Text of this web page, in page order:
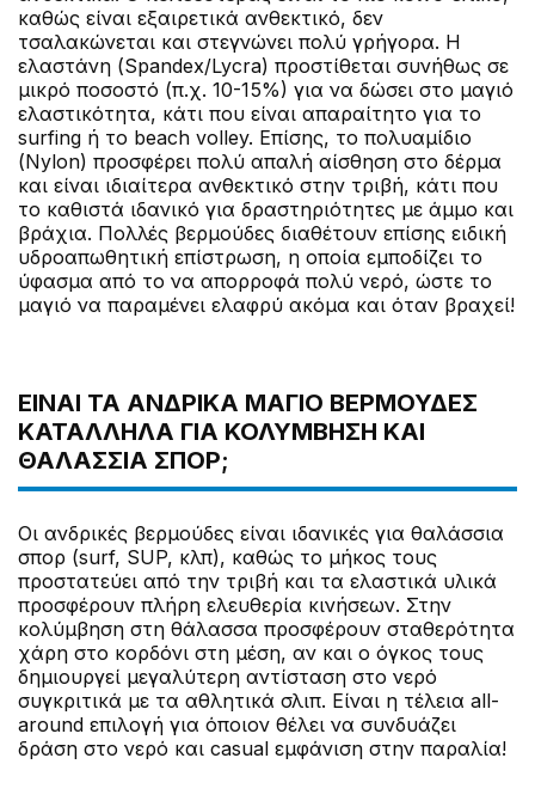
καθώς είναι εξαιρετικά ανθεκτικό, δεν
τσαλακώνεται και στεγνώνει πολύ γρήγορα. Η
ελαστάνη (Spandex/Lycra) προστίθεται συνήθως σε
μικρό ποσοστό (π.χ. 10-15%) για να δώσει στο μαγιό
ελαστικότητα, κάτι που είναι απαραίτητο για το
surfing ή το beach volley. Επίσης, το πολυαμίδιο
(Nylon) προσφέρει πολύ απαλή αίσθηση στο δέρμα
και είναι ιδιαίτερα ανθεκτικό στην τριβή, κάτι που
το καθιστά ιδανικό για δραστηριότητες με άμμο και
βράχια. Πολλές βερμούδες διαθέτουν επίσης ειδική
υδροαπωθητική επίστρωση, η οποία εμποδίζει το
ύφασμα από το να απορροφά πολύ νερό, ώστε το
μαγιό να παραμένει ελαφρύ ακόμα και όταν βραχεί!
ΕΊΝΑΙ ΤΑ ΑΝΔΡΙΚΆ ΜΑΓΙΌ ΒΕΡΜΟΎΔΕΣ
ΚΑΤΆΛΛΗΛΑ ΓΙΑ ΚΟΛΎΜΒΗΣΗ ΚΑΙ
ΘΑΛΆΣΣΙΑ ΣΠΟΡ;
Οι ανδρικές βερμούδες είναι ιδανικές για θαλάσσια
σπορ (surf, SUP, κλπ), καθώς το μήκος τους
προστατεύει από την τριβή και τα ελαστικά υλικά
προσφέρουν πλήρη ελευθερία κινήσεων. Στην
κολύμβηση στη θάλασσα προσφέρουν σταθερότητα
χάρη στο κορδόνι στη μέση, αν και ο όγκος τους
δημιουργεί μεγαλύτερη αντίσταση στο νερό
συγκριτικά με τα αθλητικά σλιπ. Είναι η τέλεια all-
around επιλογή για όποιον θέλει να συνδυάζει
δράση στο νερό και casual εμφάνιση στην παραλία!